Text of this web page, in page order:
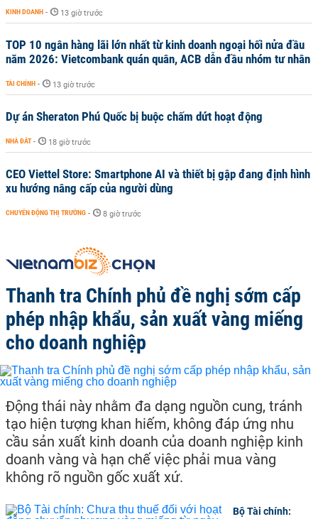
KINH DOANH - 13 giờ trước
TOP 10 ngân hàng lãi lớn nhất từ kinh doanh ngoại hối nửa đầu
năm 2026: Vietcombank quán quân, ACB dẫn đầu nhóm tư nhân
TÀI CHÍNH - 13 giờ trước
Dự án Sheraton Phú Quốc bị buộc chấm dứt hoạt động
NHÀ ĐẤT - 18 giờ trước
CEO Viettel Store: Smartphone AI và thiết bị gập đang định hình
xu hướng nâng cấp của người dùng
CHUYỂN ĐỘNG THỊ TRƯỜNG - 8 giờ trước
Thanh tra Chính phủ đề nghị sớm cấp
phép nhập khẩu, sản xuất vàng miếng
cho doanh nghiệp
Động thái này nhằm đa dạng nguồn cung, tránh
tạo hiện tượng khan hiếm, không đáp ứng nhu
cầu sản xuất kinh doanh của doanh nghiệp kinh
doanh vàng và hạn chế việc phải mua vàng
không rõ nguồn gốc xuất xứ.
Bộ Tài chính: